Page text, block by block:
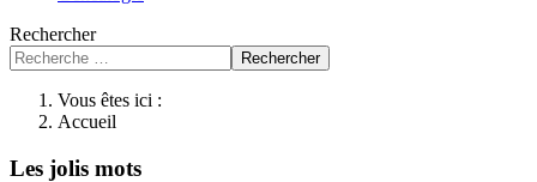
Rechercher
Rechercher
Vous êtes ici :
Accueil
Les jolis mots